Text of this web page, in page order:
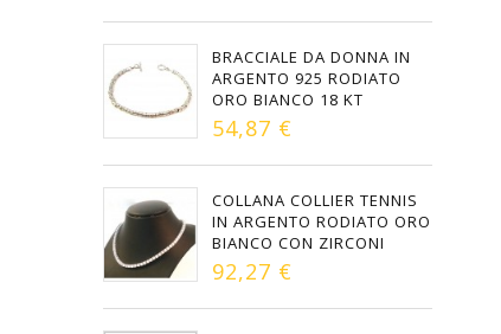
BRACCIALE DA DONNA IN
ARGENTO 925 RODIATO
ORO BIANCO 18 KT
54,87 €
COLLANA COLLIER TENNIS
IN ARGENTO RODIATO ORO
BIANCO CON ZIRCONI
92,27 €